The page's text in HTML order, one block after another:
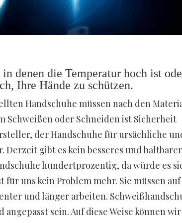
denen die Temperatur hoch ist
Ihre Hände zu schützen.
Handschuhe müssen nach den
Schweißen oder Schneiden ist Sicherheit
der Handschuhe für ursächliche
gibt es kein besseres und
hundertprozentig, da würde es
uns kein Problem mehr. Sie müssen
und länger arbeiten.
sein. Auf diese Weise können wir